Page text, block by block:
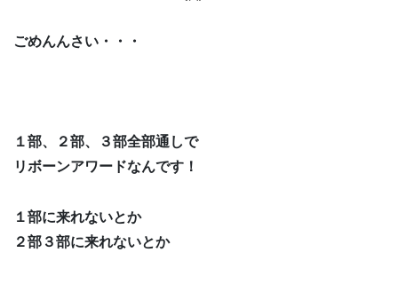
ごめんんさい・・・
１部、２部、３部全部通しで
リボーンアワードなんです！
１部に来れないとか
２部３部に来れないとか